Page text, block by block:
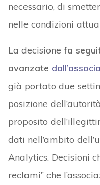
necessario, di
nelle condizioni
La decisione fa
avanzate
già portato due
posizione
proposito
dati nell’ambito
Analytics. Decisioni
reclami” che